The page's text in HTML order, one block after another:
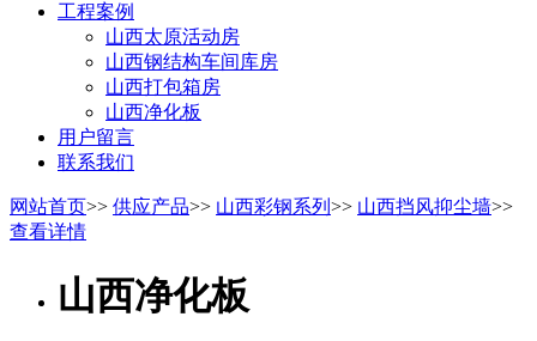
工程案例
山西太原活动房
山西钢结构车间库房
山西打包箱房
山西净化板
用户留言
联系我们
网站首页>> 供应产品>> 山西彩钢系列 >> 山西挡风抑尘墙>>
查看详情
山西净化板